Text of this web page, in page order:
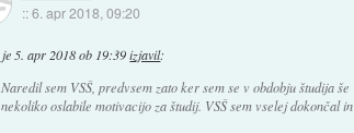
::6. apr 2018, 09:20
je 5. apr 2018 ob 19:39 izjavil:
Naredil sem VSŠ, predvsem zato ker sem se v obdobju študija
nekoliko oslabile motivacijo za študij. VSŠ sem vselej dokončal